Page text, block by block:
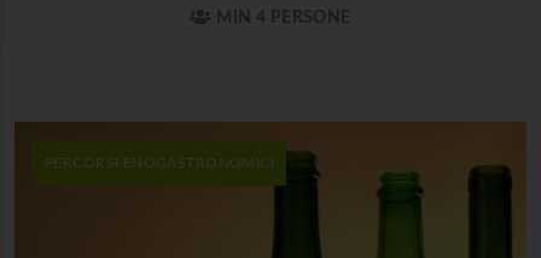
MIN 4 PERSONE
PERCORSI ENOGASTRONOMICI